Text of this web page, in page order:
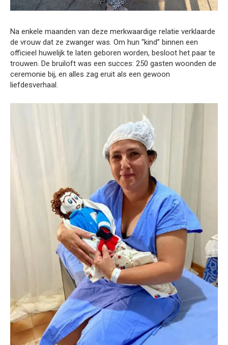
Na enkele maanden van deze merkwaardige relatie verklaarde
de vrouw dat ze zwanger was. Om hun “kind” binnen een
officieel huwelijk te laten geboren worden, besloot het paar te
trouwen. De bruiloft was een succes: 250 gasten woonden de
ceremonie bij, en alles zag eruit als een gewoon
liefdesverhaal.